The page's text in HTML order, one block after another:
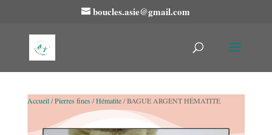
boucles.asie@gmail.com
Accueil/Pierres fines/Hématite/ BAGUE ARGENT HÉMATITE